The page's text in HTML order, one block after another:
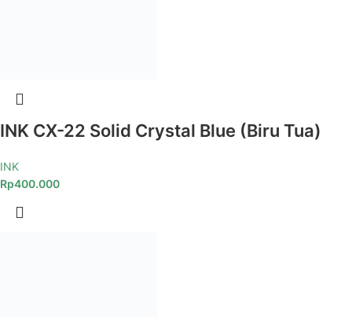
INK CX-22 Solid Crystal Blue (Biru Tua)
INK
Rp400.000